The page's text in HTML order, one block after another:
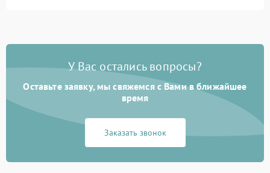
У Вас остались вопросы?
Оставьте заявку, мы свяжемся с Вами в ближайшее
время
Заказать звонок